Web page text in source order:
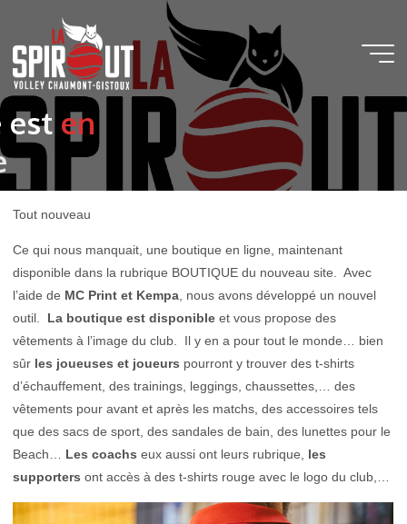
est en
Tout nouveau
Ce qui nous manquait, une boutique en ligne, maintenant
disponible dans la rubrique BOUTIQUE du nouveau site. Avec
l’aide de MC Print et Kempa, nous avons développé un nouvel
outil.
La boutique est disponible et vous propose des
vêtements à l’image du club. Il y en a pour tout le monde… bien
sûr les joueuses et joueurs pourront y trouver des t-shirts
d’échauffement, des trainings, leggings, chaussettes,… des
vêtements pour avant et après les matchs, des accessoires tels
que des sacs de sport, des sandales de bain, des lunettes pour le
Beach… Les coachs eux aussi ont leurs rubrique, les
supporters ont accès à des t-shirts rouge avec le logo du club,…